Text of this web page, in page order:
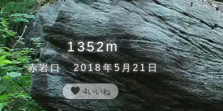
1352m
赤岩口 2018年5月21日
favorite 4いいね